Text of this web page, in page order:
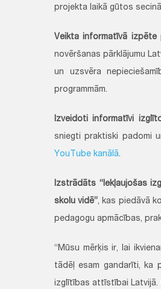
projekta laikā gūtos
Veikta informatīvā izpēte
novēršanas pārklājumu
un uzsvēra
programmām.
Izveidoti informatīvi
sniegti praktiski padomi
YouTube kanālā.
Izstrādāts “Iekļaujošas
skolu vidē”, kas piedāvā
pedagogu apmācības,
“Mūsu mērķis ir, lai
tādēļ esam gandarīti, ka
izglītības attīstībai Latvijā.